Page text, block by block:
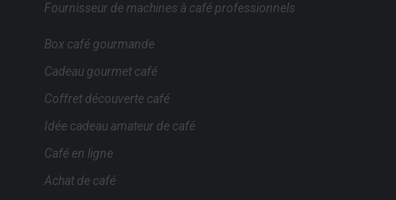
Fournisseur de machines à café professionnels
Box café gourmande
Cadeau gourmet café
Coffret découverte café
Idée cadeau amateur de café
Café en ligne
Achat de café